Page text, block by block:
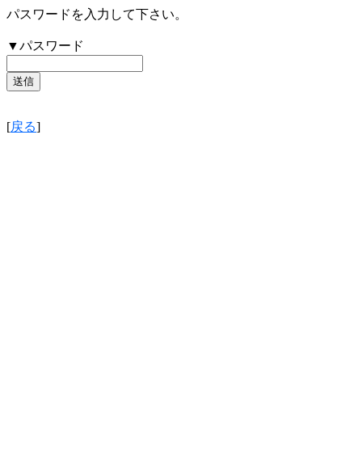
パスワードを入力して下さい。
▼パスワード
[戻る]